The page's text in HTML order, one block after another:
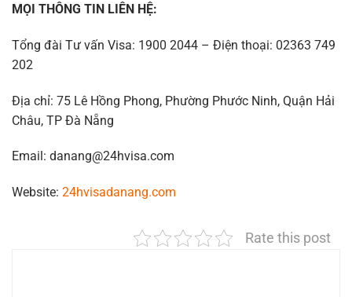
MỌI THÔNG TIN LIÊN HỆ:
Tổng đài Tư vấn Visa: 1900 2044 – Điện thoại: 02363 749
202
Địa chỉ: 75 Lê Hồng Phong, Phường Phước Ninh, Quận Hải
Châu, TP Đà Nẵng
Email: danang@24hvisa.com
Website: 24hvisadanang.com
Rate this post